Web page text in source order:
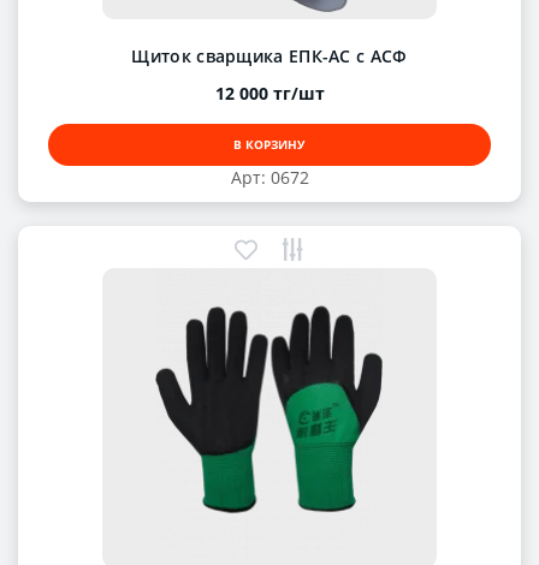
Арт: 0672
Щиток сварщика ЕПК-АС с АСФ
12 000 тг/шт
В КОРЗИНУ